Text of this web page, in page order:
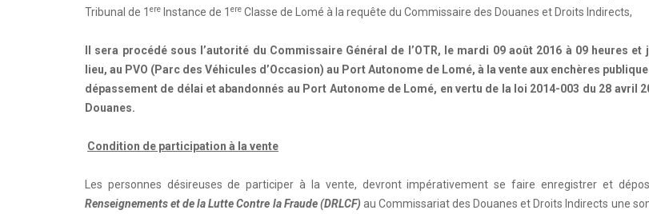
Tribunal de 1 ere Instance de 1 ere Classe de Lomé à la requête du Commissaire des Douanes et Droits Indirects,
Il sera procédé sous l’autorité du Commissaire Général de l’OTR, le mardi 09 août 2016 à 09 heures et
lieu, au PVO (Parc des Véhicules d’Occasion) au Port Autonome de Lomé, à la vente aux enchères
dépassement de délai et abandonnés au Port Autonome de Lomé, en vertu de la loi 2014-003 du 28 avril
Douanes.
Condition de participation à la vente
Les personnes désireuses de participer à la vente, devront impérativement se faire enregistrer et
Renseignements et de la Lutte Contre la Fraude (DRLCF) au Commissariat des Douanes et Droits Indirects une